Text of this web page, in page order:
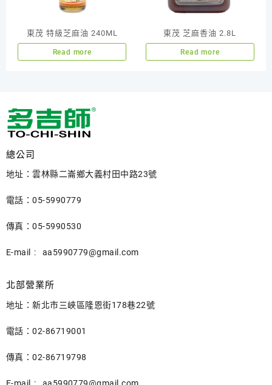
東茂 特級芝麻油 240ML
Read more
東茂 芝麻香油 2.8L
Read more
總公司
地址：雲林縣二崙鄉大義村田中路23號
電話：05-5990779
傳真：05-5990530
E-mail : aa5990779@gmail.com
北部營業所
地址：新北市三峽區隆恩街178巷22號
電話：02-86719001
傳真：02-86719798
E-mail : aa5990779@gmail.com